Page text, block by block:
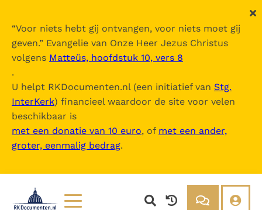
“Voor niets hebt gij ontvangen, voor niets moet gij
geven.” Evangelie van Onze Heer Jezus Christus
volgens Matteüs, hoofdstuk 10, vers 8
.
U helpt RKDocumenten.nl (een initiatief van Stg.
InterKerk) financieel waardoor de site voor velen
beschikbaar is
met een donatie van 10 euro, of met een ander,
groter, eenmalig bedrag.
De Bijbel
Inhoudsopgave
uitklappen
- Oude Testament
- Exodus
- Numeri
- Deuteronomium